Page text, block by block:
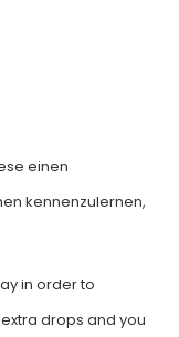
einen
kennenzulernen,
in order to
drops and you